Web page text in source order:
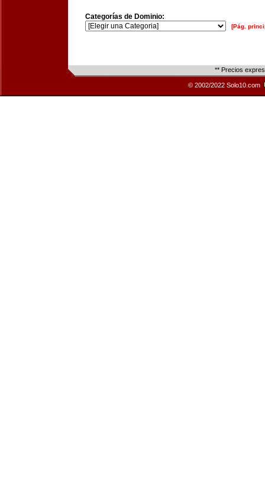
Categorías de Dominio:
[Pág.
** Precios
© 2002/2022 Solo10.com